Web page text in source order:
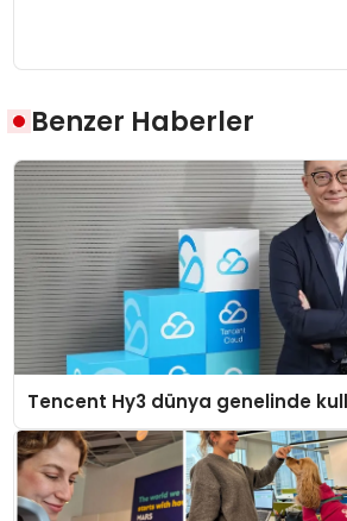
Benzer Haberler
Tencent Hy3 dünya genelinde